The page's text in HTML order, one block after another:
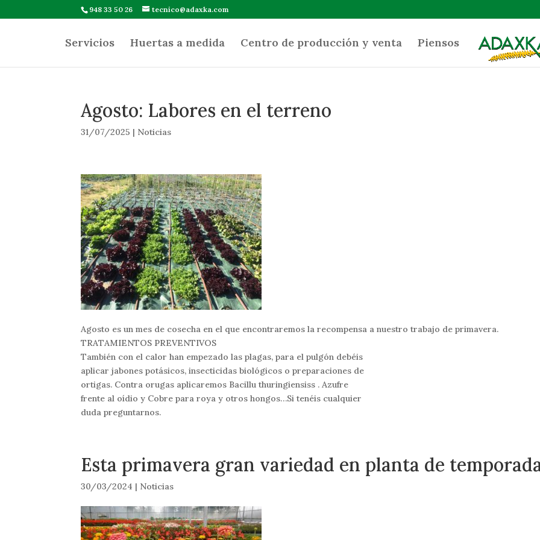
948 33 50 26 tecnico@adaxka.com
Servicios Huertas a medida Centro de producción y venta Piensos
Agosto: Labores en el terreno
31/07/2025 | Noticias
Agosto es un mes de cosecha en el que encontraremos la recompensa a nuestro trabajo de primavera.
TRATAMIENTOS PREVENTIVOS
También con el calor han empezado las plagas, para el pulgón debéis
aplicar jabones potásicos, insecticidas biológicos o preparaciones de
ortigas. Contra orugas aplicaremos Bacillu thuringiensiss . Azufre
frente al oídio y Cobre para roya y otros hongos…Si tenéis cualquier
duda preguntarnos.
Esta primavera gran variedad en planta de
30/03/2024 | Noticias